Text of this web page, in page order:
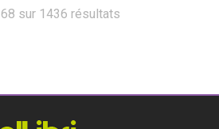
sur 1436 résultats